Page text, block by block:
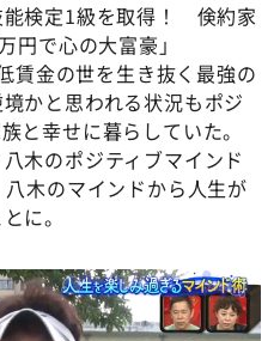
能検定1級を取得！ 倹約家
円で心の大富豪」
賃金の世を生き抜く最強の
かと思われる状況もポジ
と幸せに暮らしていた。
木のポジティブマインド
木のマインドから人生が
に。